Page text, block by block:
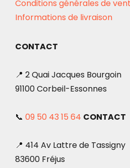
Conditions générales de
Informations de livraison
CONTACT
📍 2 Quai Jacques Bourgoin
91100 Corbeil-Essonnes
📞 09 50 43 15 64 CONTACT
📍 414 Av Lattre de Tassigny
83600 Fréjus